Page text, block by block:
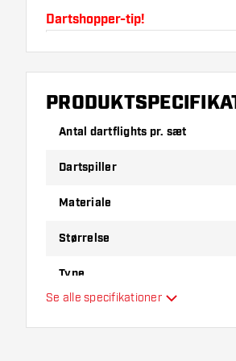
Dartshopper-tip!
Sørg for, at du har masser af
beskadiget eller knækket ved
for at finde ud af, hvilken der
Antal dartflights pr. sæt
Dartspiller
Materiale
Størrelse
Type
Se alle specifikationer